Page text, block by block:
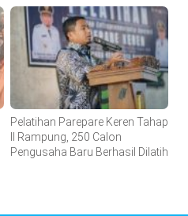
Pelatihan Parepare Keren Tahap
II Rampung, 250 Calon
Pengusaha Baru Berhasil Dilatih